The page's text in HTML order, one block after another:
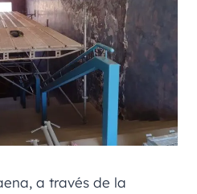
a través de la